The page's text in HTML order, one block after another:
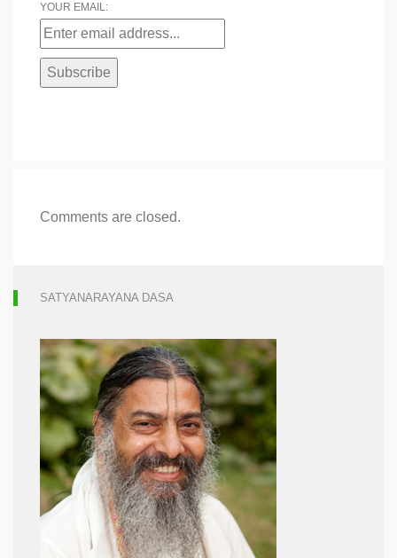
YOUR EMAIL:
Comments are closed.
SATYANARAYANA DASA